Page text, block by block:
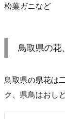
松葉ガニなど
鳥取県の花
鳥取県の県花は
ク、県鳥はおし